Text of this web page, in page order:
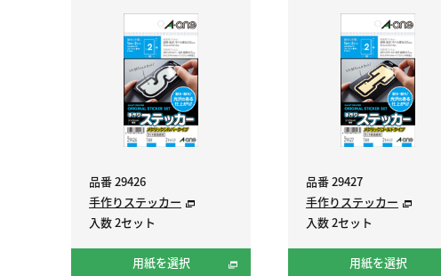
品番 29426
手作りステッカー
入数 2セット
用紙を選択
品番 29427
手作りステッカー
入数 2セット
用紙を選択